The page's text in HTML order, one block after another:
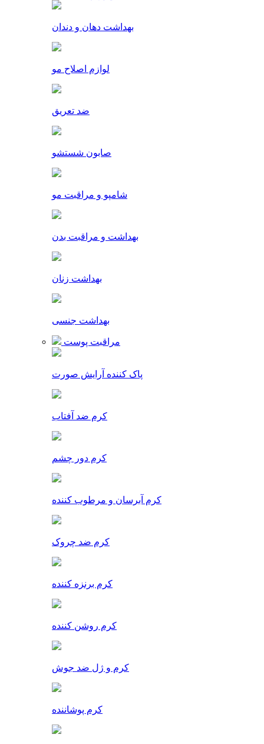
بهداشت دهان و دندان
لوازم اصلاح مو
ضد تعریق
صابون شستشو
شامپو و مراقبت مو
بهداشت و مراقبت بدن
بهداشت زنان
بهداشت جنسی
مراقبت پوست
پاک کننده آرایش صورت
کرم ضد آفتاب
کرم دور چشم
کرم آبرسان و مرطوب کننده
کرم ضد چروک
کرم برنزه کننده
کرم روشن کننده
کرم و ژل ضد جوش
کرم پوشاننده